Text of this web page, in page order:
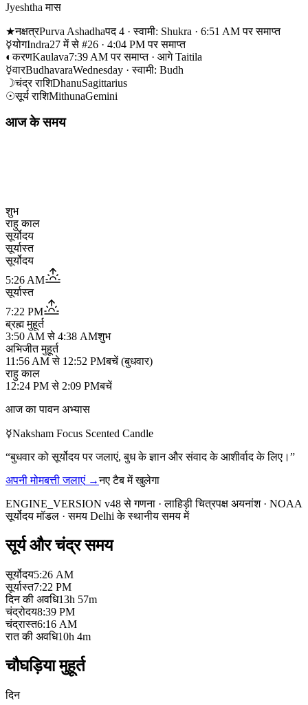
Jyeshtha मास
★नक्षत्रPurva Ashadhaपद 4 · स्वामी: Shukra · 6:51 AM पर समाप्त
☿योगIndra27 में से #26 · 4:04 PM पर समाप्त
◐करणKaulava7:39 AM पर समाप्त · आगे Taitila
☿वारBudhavaraWednesday · स्वामी: Budh
☽चंद्र राशिDhanuSagittarius
☉सूर्य राशिMithunaGemini
आज के समय
शुभ
राहु काल
सूर्योदय
सूर्यास्त
सूर्योदय
5:26 AM
सूर्यास्त
7:22 PM
ब्रह्म मुहूर्त
3:50 AM से 4:38 AMशुभ
अभिजीत मुहूर्त
11:56 AM से 12:52 PMबचें (बुधवार)
राहु काल
12:24 PM से 2:09 PMबचें
आज का पावन अभ्यास
☿Naksham Focus Scented Candle
“बुधवार को सूर्योदय पर जलाएं, बुध के ज्ञान और संवाद के आशीर्वाद के लिए। ”
अपनी मोमबत्ती जलाएं →नए टैब में खुलेगा
ENGINE_VERSION v48 से गणना ·लाहिड़ी चित्रपक्ष अयनांश· NOAA
सूर्योदय मॉडल ·समय Delhi के स्थानीय समय में
सूर्य और चंद्र समय
सूर्योदय5:26 AM
सूर्यास्त7:22 PM
दिन की अवधि13h 57m
चंद्रोदय8:39 PM
चंद्रास्त6:16 AM
रात की अवधि10h 4m
चौघड़िया मुहूर्त
दिन